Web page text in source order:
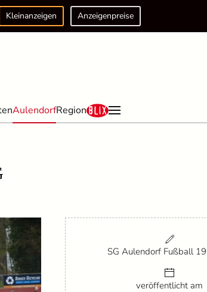
Kleinanzeigen Anzeigenpreise
AulendorfRegion
SG Aulendorf Fußball
veröffentlicht am